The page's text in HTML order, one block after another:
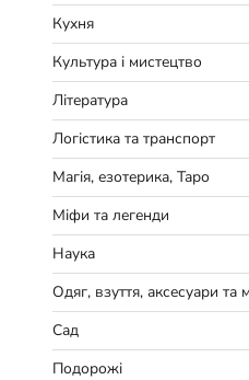
Кухня
Культура і мистецтво
Література
Логістика та транспорт
Магія, езотерика, Таро
Міфи та легенди
Наука
Одяг, взуття, аксесуари та
Сад
Подорожі